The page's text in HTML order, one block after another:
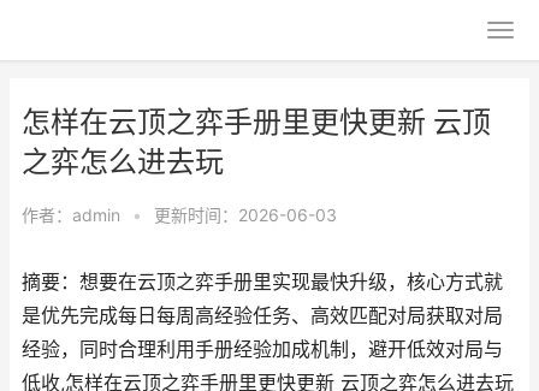
怎样在云顶之弈手册里更快更新 云顶
之弈怎么进去玩
作者： admin • 更新时间：2026-06-03
摘要：想要在云顶之弈手册里实现最快升级，核心方式就
是优先完成每日每周高经验任务、高效匹配对局获取对局
经验，同时合理利用手册经验加成机制，避开低效对局与
低收,怎样在云顶之弈手册里更快更新 云顶之弈怎么进去玩